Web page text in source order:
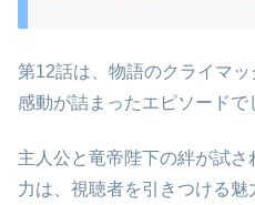
第12話は、物語のクライマ
感動が詰まったエピソードで
主人公と竜帝陛下の絆が試
力は、視聴者を引きつける魅